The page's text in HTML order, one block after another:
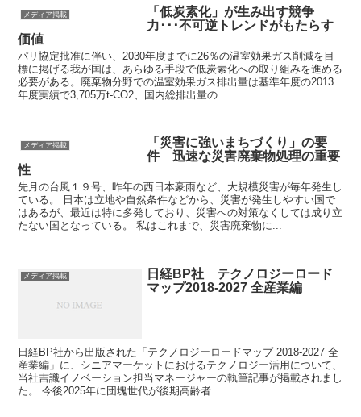
メディア掲載
「低炭素化」が生み出す競争
力･･･不可逆トレンドがもたらす
価値
パリ協定批准に伴い、2030年度までに26％の温室効果ガス削減を目
標に掲げる我が国は、あらゆる手段で低炭素化への取り組みを進める
必要がある。廃棄物分野での温室効果ガス排出量は基準年度の2013
年度実績で3,705万t-CO2、国内総排出量の...
メディア掲載
「災害に強いまちづくり」の要
件 迅速な災害廃棄物処理の重要
性
先月の台風１９号、昨年の西日本豪雨など、大規模災害が毎年発生し
ている。 日本は立地や自然条件などから、災害が発生しやすい国で
はあるが、最近は特に多発しており、災害への対策なくしては成り立
たない国となっている。 私はこれまで、災害廃棄物に...
メディア掲載
日経BP社 テクノロジーロード
マップ2018-2027 全産業編
日経BP社から出版された「テクノロジーロードマップ 2018-2027 全
産業編」に、シニアマーケットにおけるテクノロジー活用について、
当社吉識イノベーション担当マネージャーの執筆記事が掲載されまし
た。 今後2025年に団塊世代が後期高齢者...